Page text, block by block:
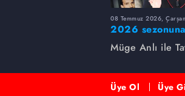
08 Temmuz 2026,
2026
vuran 5 Müge
dosyası...
Müge Anlı ile
Üye Ol Üye